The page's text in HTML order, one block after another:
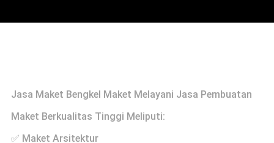
Jasa Maket Bengkel Maket Melayani Jasa Pembuatan
Maket Berkualitas Tinggi Meliputi:
✅ Maket Arsitektur